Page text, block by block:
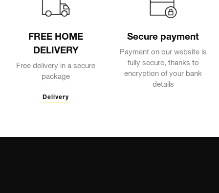
FREE HOME
DELIVERY
Free delivery in a secure
package
Delivery
Secure payment
Payment on our website is
fully secure, thanks to
encryption of your bank
details